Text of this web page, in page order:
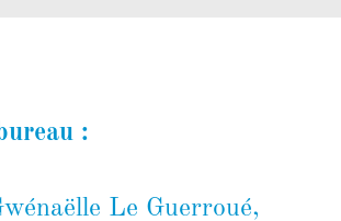
:
Le Guerroué,